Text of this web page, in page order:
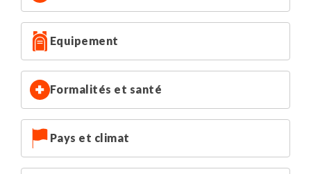
village se trouvent les commerces, le supermarché
Altesa, la pharmacie, la banque...
Accès wifi gratuit dans le salon commun de l'hacienda.
Base 2 à 3 personnes : 1 studio (canapé-lit pour la 3ème
personne)
Base 4 personnes : 2 studios
Equipement
Formalités et santé
Pays et climat